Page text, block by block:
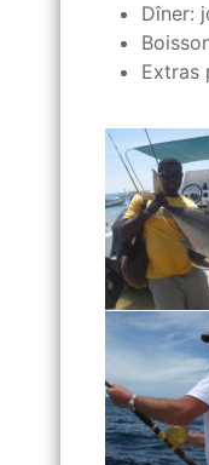
Dîner:
Extras